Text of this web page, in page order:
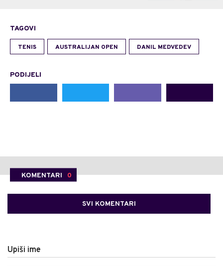
TAGOVI
TENIS AUSTRALIJAN OPEN DANIL MEDVEDEV
PODIJELI
KOMENTARI 0
SVI KOMENTARI
Upiši ime